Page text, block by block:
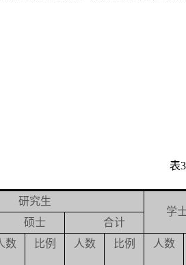
表
研究生
学
硕士
合计
数 比例 人数 比例 人数